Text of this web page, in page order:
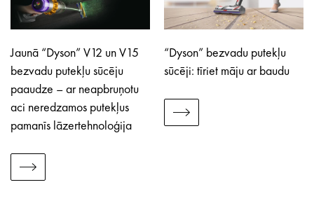
Jaunā “Dyson” V12 un V15
bezvadu putekļu sūcēju
paaudze – ar neapbruņotu
aci neredzamos putekļus
pamanīs lāzertehnoloģija
“Dyson” bezvadu putekļu
sūcēji: tīriet māju ar baudu